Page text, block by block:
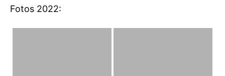
Fotos 2022: